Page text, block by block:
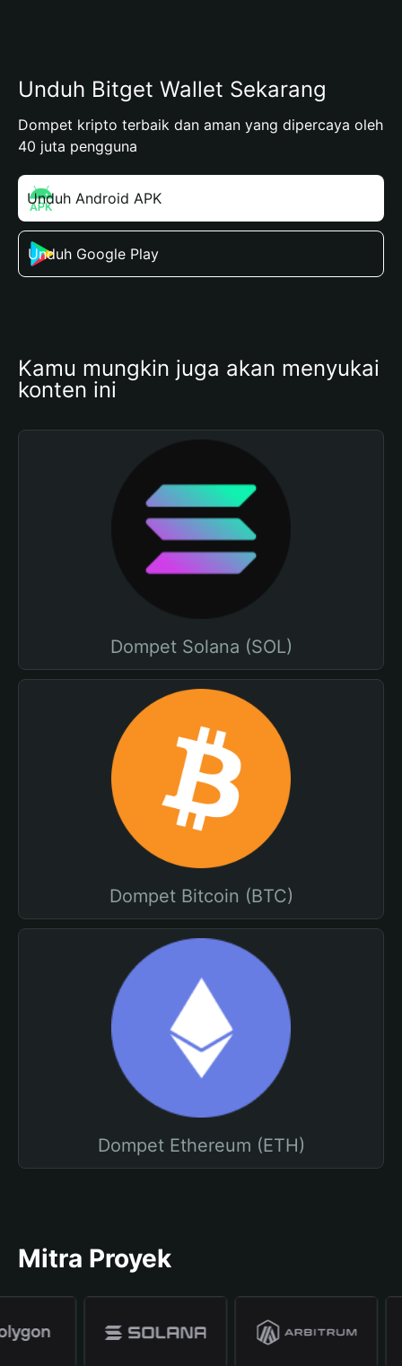
Unduh Bitget Wallet Sekarang
Dompet kripto terbaik dan aman yang dipercaya oleh
40 juta pengguna
Unduh Android APK
Unduh Google Play
Kamu mungkin juga akan menyukai
konten ini
Dompet Solana (SOL)
Dompet Bitcoin (BTC)
Dompet Ethereum (ETH)
Mitra Proyek